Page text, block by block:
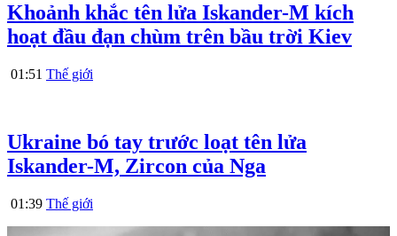
Khoảnh khắc tên lửa Iskander-M kích
hoạt đầu đạn chùm trên bầu trời Kiev
01:51 Thế giới
Ukraine bó tay trước loạt tên lửa
Iskander-M, Zircon của Nga
01:39 Thế giới